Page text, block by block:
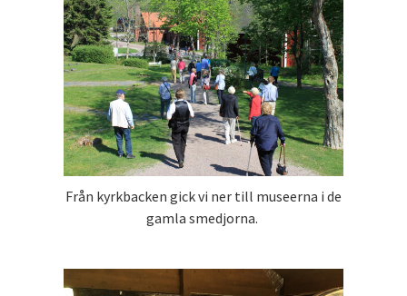
Från kyrkbacken gick vi ner till museerna i de
gamla smedjorna.